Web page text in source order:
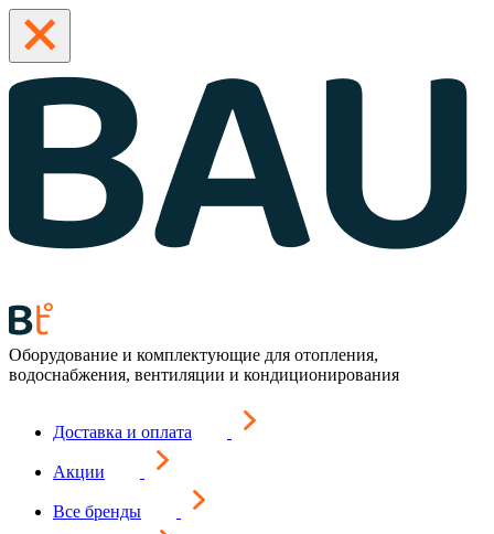
Оборудование и комплектующие для отопления,
водоснабжения, вентиляции и кондиционирования
Доставка и оплата
Акции
Все бренды